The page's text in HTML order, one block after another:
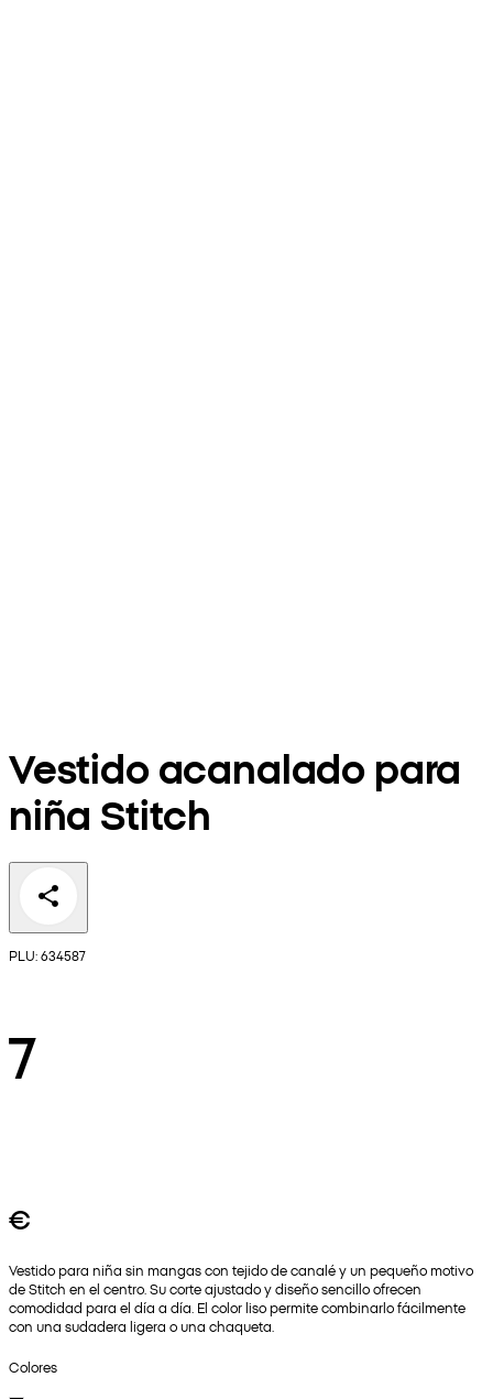
Vestido acanalado para
niña Stitch
PLU: 634587
7
€
Vestido para niña sin mangas con tejido de canalé y un pequeño motivo
de Stitch en el centro. Su corte ajustado y diseño sencillo ofrecen
comodidad para el día a día. El color liso permite combinarlo fácilmente
con una sudadera ligera o una chaqueta.
Colores